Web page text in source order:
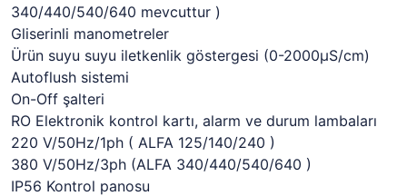
340/440/540/640 mevcuttur )
Gliserinli manometreler
Ürün suyu suyu iletkenlik göstergesi (0-2000µS/cm)
Autoflush sistemi
On-Off şalteri
RO Elektronik kontrol kartı, alarm ve durum lambaları
220 V/50Hz/1ph ( ALFA 125/140/240 )
380 V/50Hz/3ph (ALFA 340/440/540/640 )
IP56 Kontrol panosu